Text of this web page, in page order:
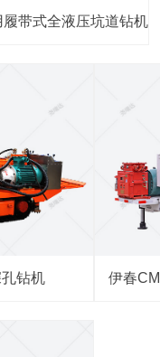
带式全液压坑道钻机
钻机 伊春